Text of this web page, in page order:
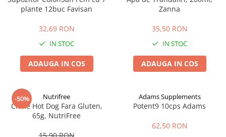
plante 12buc Favisan
32,69 RON
IN STOC
ADAUGA IN COS
Zanna
35,50 RON
IN STOC
ADAUGA IN COS
-50% Nutrifree
Chifle Hot Dog Fara Gluten,
65g, NutriFree
Adams Supplements
Potent9 10cps Adams
62,50 RON